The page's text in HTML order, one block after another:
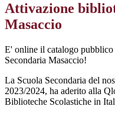
Attivazione
Masaccio
E' online il catalogo pubblico
Secondaria Masaccio!
La Scuola Secondaria del
2023/2024, ha aderito alla
Biblioteche Scolastiche in